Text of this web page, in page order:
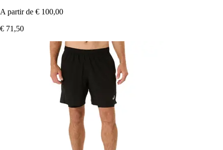
A partir de € 100,00
€ 71,50